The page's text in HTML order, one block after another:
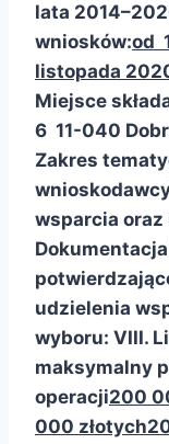
lata
wniosków:od
listopada
Miejsce
6 11-040
Zakres
wsparcia
udzielenia
wyboru: VIII.
maksymalny
operacji200
000 złotych